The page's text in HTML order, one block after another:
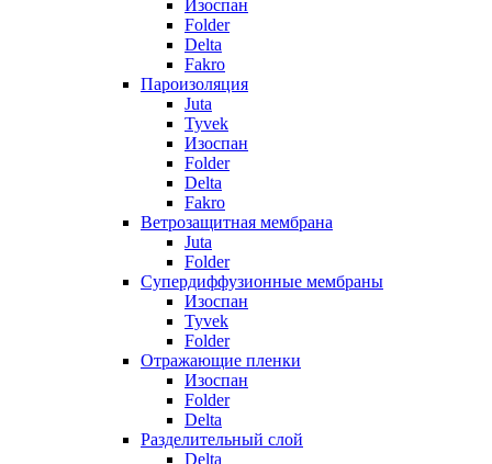
Изоспан
Folder
Delta
Fakro
Пароизоляция
Juta
Tyvek
Изоспан
Folder
Delta
Fakro
Ветрозащитная мембрана
Juta
Folder
Супердиффузионные мембраны
Изоспан
Tyvek
Folder
Отражающие пленки
Изоспан
Folder
Delta
Разделительный слой
Delta